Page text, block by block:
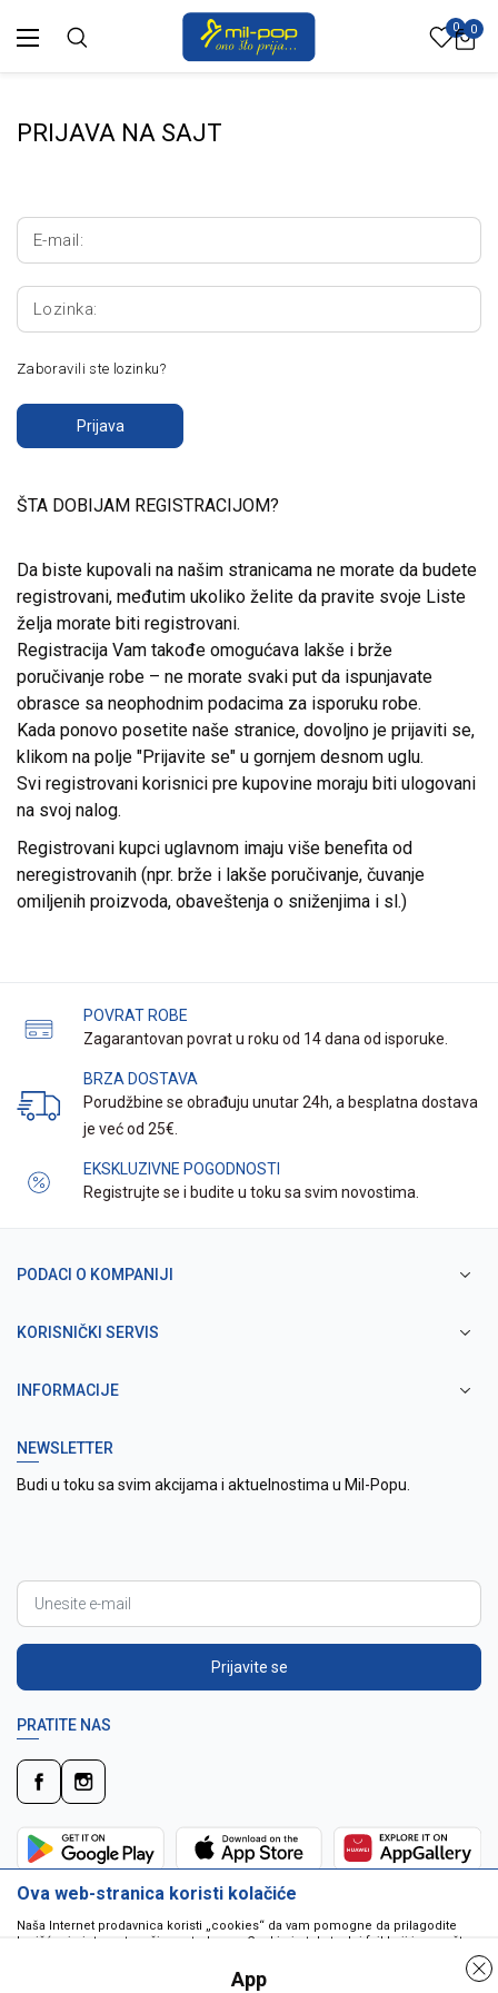
0 0
PRIJAVA NA SAJT
E-mail:
Lozinka:
Zaboravili ste lozinku?
Prijava
ŠTA DOBIJAM REGISTRACIJOM?
Da biste kupovali na našim stranicama ne morate da budete
registrovani, međutim ukoliko želite da pravite svoje Liste
želja morate biti registrovani.
Registracija Vam takođe omogućava lakše i brže
poručivanje robe – ne morate svaki put da ispunjavate
obrasce sa neophodnim podacima za isporuku robe.
Kada ponovo posetite naše stranice, dovoljno je prijaviti se,
klikom na polje "Prijavite se" u gornjem desnom uglu.
Svi registrovani korisnici pre kupovine moraju biti ulogovani
na svoj nalog.
Registrovani kupci uglavnom imaju više benefita od
neregistrovanih (npr. brže i lakše poručivanje, čuvanje
omiljenih proizvoda, obaveštenja o sniženjima i sl.)
POVRAT ROBE
Zagarantovan povrat u roku od 14 dana od isporuke.
BRZA DOSTAVA
Porudžbine se obrađuju unutar 24h, a besplatna dostava
je već od 25€.
EKSKLUZIVNE POGODNOSTI
Registrujte se i budite u toku sa svim novostima.
PODACI O KOMPANIJI
KORISNIČKI SERVIS
INFORMACIJE
NEWSLETTER
Budi u toku sa svim akcijama i aktuelnostima u Mil-Popu.
Prijavite se
PRATITE NAS
Ova web-stranica koristi kolačiće
Naša Internet prodavnica koristi „cookies“ da vam pomogne da prilagodite
korišćenje interneta vašim potrebama. Cookie je tekstualni fajl koji je smešten
da pokrenu program ili da isporuče virus vašem računaru. Cookie-i su
jedinstveno dodeljeni vama, i jedino mogu biti pročitani od strane web servera
App